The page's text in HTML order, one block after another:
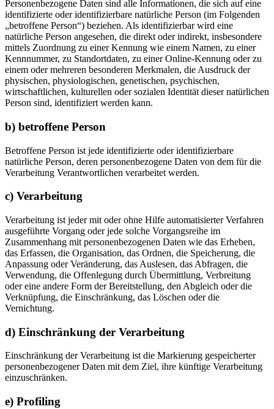
Personenbezogene Daten sind alle Informationen, die sich auf eine
identifizierte oder identifizierbare natürliche Person (im Folgenden
„betroffene Person“) beziehen. Als identifizierbar wird eine
natürliche Person angesehen, die direkt oder indirekt, insbesondere
mittels Zuordnung zu einer Kennung wie einem Namen, zu einer
Kennnummer, zu Standortdaten, zu einer Online-Kennung oder zu
einem oder mehreren besonderen Merkmalen, die Ausdruck der
physischen, physiologischen, genetischen, psychischen,
wirtschaftlichen, kulturellen oder sozialen Identität dieser natürlichen
Person sind, identifiziert werden kann.
b) betroffene Person
Betroffene Person ist jede identifizierte oder identifizierbare
natürliche Person, deren personenbezogene Daten von dem für die
Verarbeitung Verantwortlichen verarbeitet werden.
c) Verarbeitung
Verarbeitung ist jeder mit oder ohne Hilfe automatisierter Verfahren
ausgeführte Vorgang oder jede solche Vorgangsreihe im
Zusammenhang mit personenbezogenen Daten wie das Erheben,
das Erfassen, die Organisation, das Ordnen, die Speicherung, die
Anpassung oder Veränderung, das Auslesen, das Abfragen, die
Verwendung, die Offenlegung durch Übermittlung, Verbreitung
oder eine andere Form der Bereitstellung, den Abgleich oder die
Verknüpfung, die Einschränkung, das Löschen oder die
Vernichtung.
d) Einschränkung der Verarbeitung
Einschränkung der Verarbeitung ist die Markierung gespeicherter
personenbezogener Daten mit dem Ziel, ihre künftige Verarbeitung
einzuschränken.
e) Profiling